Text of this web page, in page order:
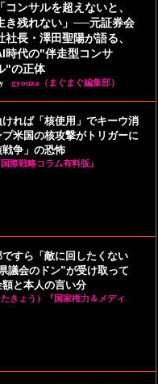
「コンサルを超えないと、
き残れない」──元証券会
社長・澤田聖陽が語る、
時代の"伴走型コンサ
"の正体
gyouza（まぐまぐ編集部）
れば「核使用」でキーウ消
米国の核攻撃がトリガーに
争」の恐怖
際戦略コラム有料版』
すら「敵に回したくない
議会のドン”が受け取って
額と本人の言い分
きょう）『国家権力＆メディ